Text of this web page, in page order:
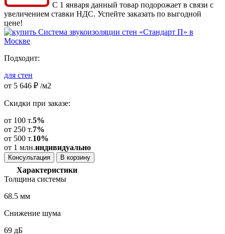
С 1 января данный товар подорожает в связи с
увеличением ставки НДС. Успейте заказать по выгодной
цене!
Подходит:
для стен
от 5 646 ₽ /м2
Скидки при заказе:
от 100 т.5%
от 250 т.7%
от 500 т.10%
от 1 млн.индивидуально
Консультация В корзину
Характеристики
Толщина системы
68.5 мм
Снижение шума
69 дБ